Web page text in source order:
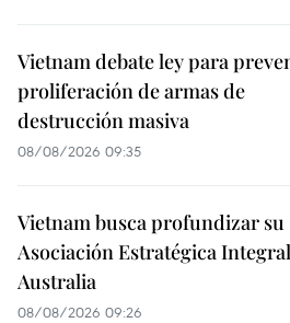
Vietnam debate ley para
proliferación de armas de
destrucción masiva
08/08/2026 09:35
Vietnam busca profundizar su
Asociación Estratégica
Australia
08/08/2026 09:26